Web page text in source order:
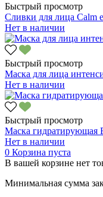
Быстрый просмотр
Сливки для лица Calm
Нет в наличии
Быстрый просмотр
Маска для лица
Нет в наличии
Быстрый просмотр
Маска гидратирующая
Нет в наличии
0 Корзина пуста
В вашей корзине нет
Минимальная сумма